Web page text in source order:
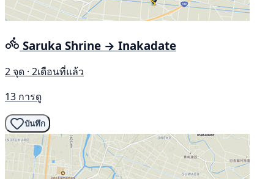
Saruka Shrine → Inakadate
2 จุด · 2เดือนที่แล้ว
13 การดู
บันทึก